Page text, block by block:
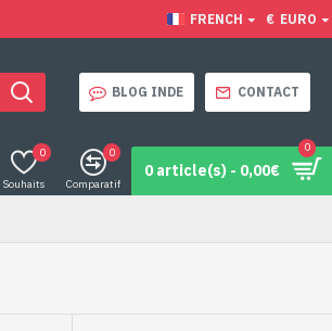
FRENCH € EURO
BLOG INDE CONTACT
Souhaits
0
Comparatif
0
0 article(s) - 0,00€
0